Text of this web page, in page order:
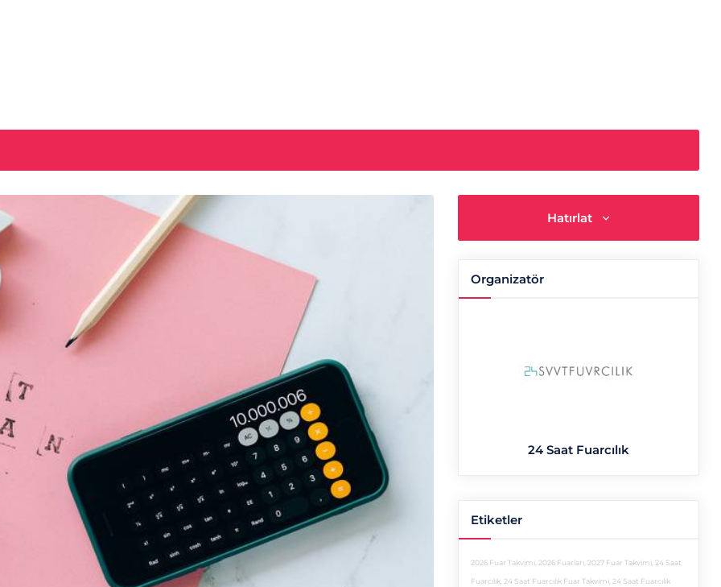
Hatırlat
Organizatör
24 Saat Fuarcılık
Etiketler
2026 Fuar Takvimi,2026 Fuarları,2027 Fuar Takvimi,24 Saat
Fuarcılık,24 Saat Fuarcılık Fuar Takvimi,24 Saat Fuarcılık